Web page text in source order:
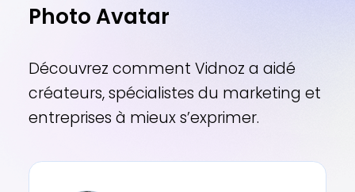
Photo Avatar
Découvrez comment Vidnoz a aidé
créateurs, spécialistes du marketing et
entreprises à mieux s’exprimer.